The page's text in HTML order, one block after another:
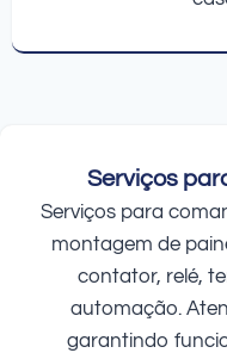
Serviços
Serviços para
montagem de
contator, relé,
automação.
garantindo